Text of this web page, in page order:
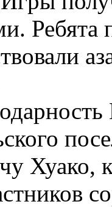
Ребята
Хуако,